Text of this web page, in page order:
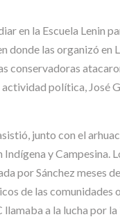
en la Escuela Lenin
donde las organizó en
conservadoras
política, José
junto con el
y Campesina.
por Sánchez meses
de las comunidades
a la lucha por